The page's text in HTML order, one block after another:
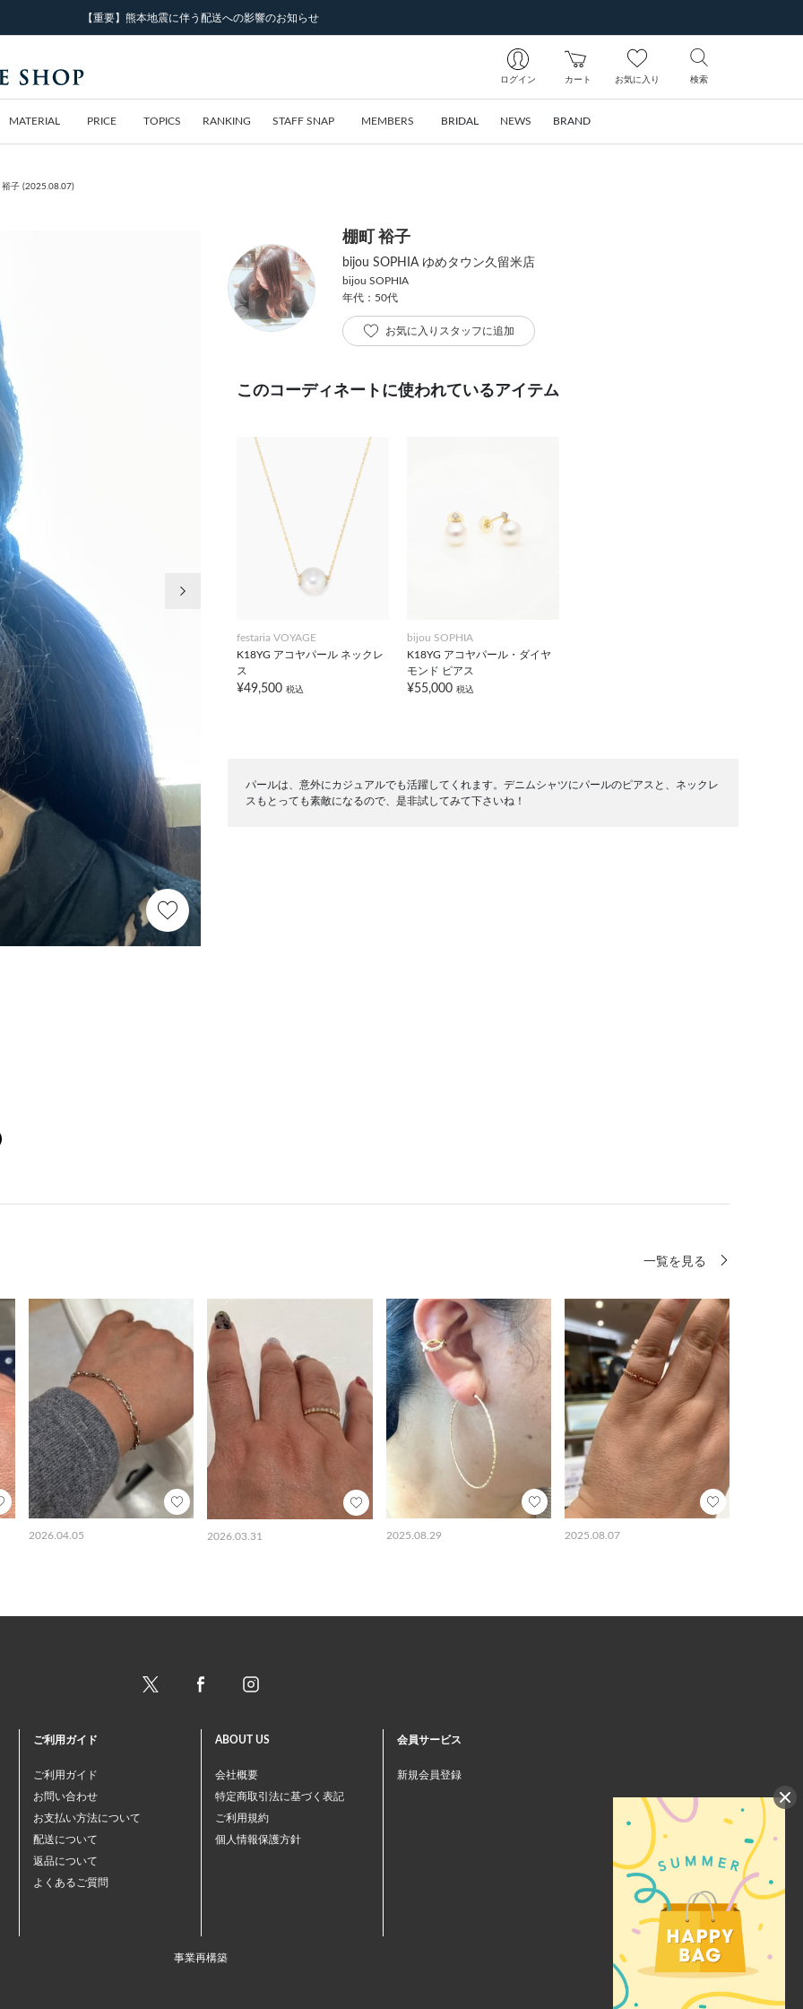
【重要】熊本地震に伴う配送への影響のお知らせ
ログイン カート お気に入り 検索
MATERIAL PRICE TOPICS RANKING STAFF SNAP MEMBERS BRIDAL NEWS BRAND
子 (2025.08.07)
棚町 裕子
bijou SOPHIA ゆめタウン久留米店
bijou SOPHIA
年代：50代
お気に入りスタッフに追加
このコーディネートに使われているアイテム
festaria VOYAGE
K18YG アコヤパール ネックレ
ス
¥49,500 税込
bijou SOPHIA
K18YG アコヤパール・ダイヤ
モンド ピアス
¥55,000 税込
パールは、意外にカジュアルでも活躍してくれます。デニムシャツにパールのピアスと、ネックレ
スもとっても素敵になるので、是非試してみて下さいね！
一覧を見る
2026.04.05 2026.03.31 2025.08.29 2025.08.07
ご利用ガイド
ご利用ガイド
お問い合わせ
お支払い方法について
配送について
返品について
よくあるご質問
ABOUT US
会社概要
特定商取引法に基づく表記
ご利用規約
個人情報保護方針
会員サービス
新規会員登録
事業再構築